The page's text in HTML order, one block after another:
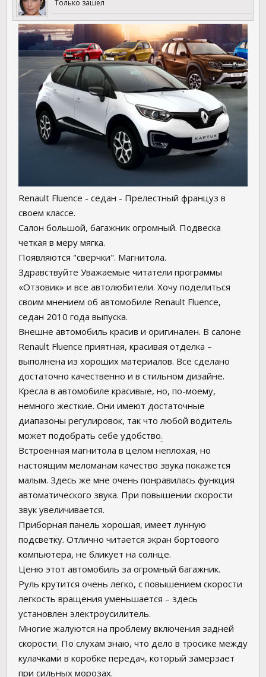
Только зашел
Renault Fluence - седан - Прелестный француз в
своем классе.
Салон большой, багажник огромный. Подвеска
четкая в меру мягка.
Появляются "сверчки". Магнитола.
Здравствуйте Уважаемые читатели программы
«Отзовик» и все автолюбители. Хочу поделиться
своим мнением об автомобиле Renault Fluence,
седан 2010 года выпуска.
Внешне автомобиль красив и оригинален. В салоне
Renault Fluence приятная, красивая отделка –
выполнена из хороших материалов. Все сделано
достаточно качественно и в стильном дизайне.
Кресла в автомобиле красивые, но, по-моему,
немного жесткие. Они имеют достаточные
диапазоны регулировок, так что любой водитель
может подобрать себе удобство.
Встроенная магнитола в целом неплохая, но
настоящим меломанам качество звука покажется
малым. Здесь же мне очень понравилась функция
автоматического звука. При повышении скорости
звук увеличивается.
Приборная панель хорошая, имеет лунную
подсветку. Отлично читается экран бортового
компьютера, не бликует на солнце.
Ценю этот автомобиль за огромный багажник.
Руль крутится очень легко, с повышением скорости
легкость вращения уменьшается – здесь
установлен электроусилитель.
Многие жалуются на проблему включения задней
скорости. По слухам знаю, что дело в тросике между
кулачками в коробке передач, который замерзает
при сильных морозах.